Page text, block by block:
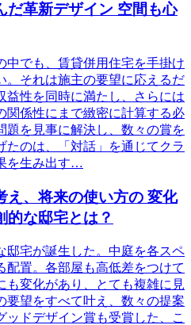
だ革新デザイン 空間も心
中でも、賃貸併用住宅を手掛け
。それは施主の要望に応えるだ
益性を同時に満たし、さらには
関係性にまで緻密に計算する必
題を見事に解決し、数々の賞を
たのは、「対話」を通じてクラ
を生み出す…
え、将来の使い方の 変化
的な邸宅とは？
邸宅が誕生した。中庭を各スペ
配置。各部屋も高低差をつけて
も変化があり、とても複雑に見
要望をすべて叶え、数々の提案
ッドデザイン賞も受賞した、こ